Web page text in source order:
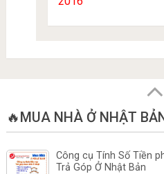
🔥MUA NHÀ Ở NHẬT
Công cụ Tính Số Tiền
Trả Góp Ở Nhật Bản